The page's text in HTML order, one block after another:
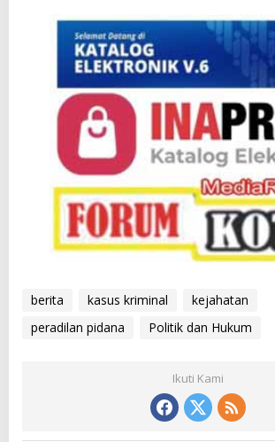
berita kasus kriminal
kejahatan
peradilan pidana
Politik dan Hukum
Ikuti Kami